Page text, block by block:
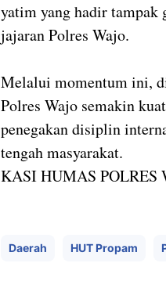
yatim yang hadir tampak
jajaran Polres Wajo.
Melalui momentum ini,
Polres Wajo semakin
penegakan disiplin
tengah masyarakat.
KASI HUMAS POLRES
Daerah HUT Propam